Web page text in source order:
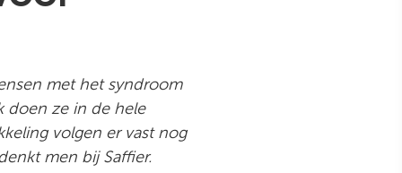
met het syndroom
doen ze in de hele
volgen er vast nog
men bij Saffier.